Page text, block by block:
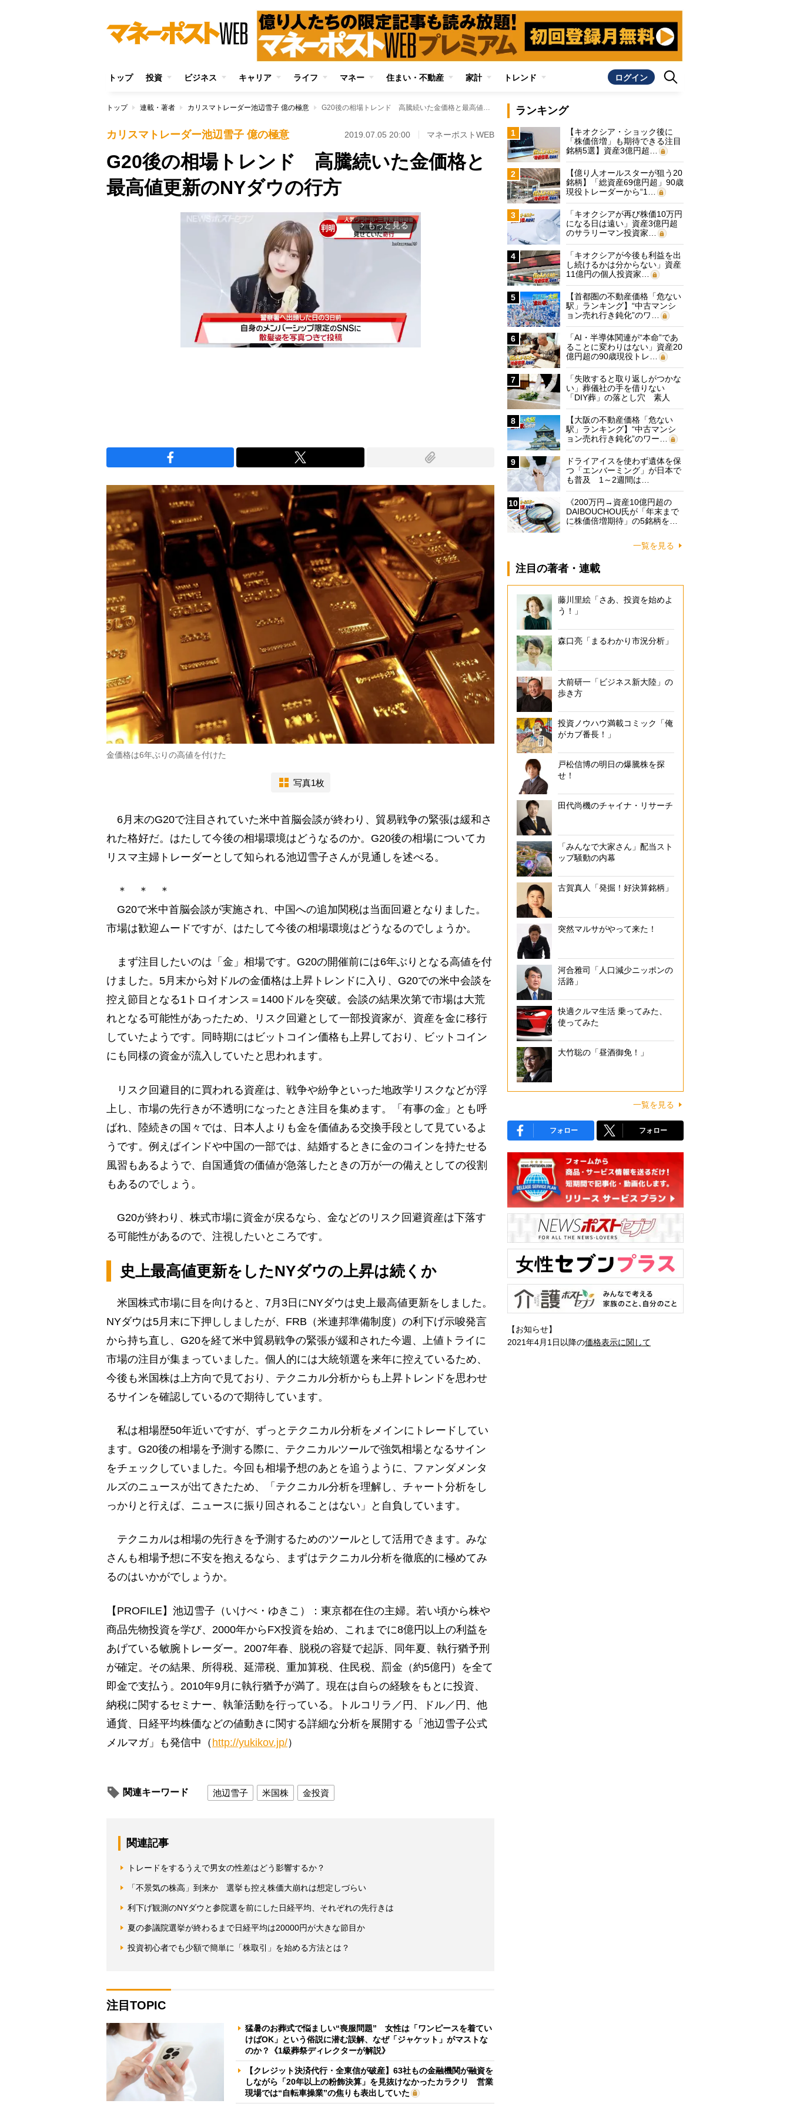
トップ 投資 ビジネス キャリア ライフ マネー 住まい・不動産 家計 トレンド ログイン
トップ 連載・著者 カリスマトレーダー池辺雪子 億の極意 G20後の相場トレンド 高騰続いた金価格と最高値更新のNYダウの行方
カリスマトレーダー池辺雪子 億の極意 2019.07.05 20:00 マネーポストWEB
G20後の相場トレンド 高騰続いた金価格と
最高値更新のNYダウの行方
arrow_forward_ios もっと見る
金価格は6年ぶりの高値を付けた
写真1枚
6月末のG20で注目されていた米中首脳会談が終わり、貿易戦争の緊張は緩和さ
れた格好だ。はたして今後の相場環境はどうなるのか。G20後の相場についてカ
リスマ主婦トレーダーとして知られる池辺雪子さんが見通しを述べる。
＊ ＊ ＊
G20で米中首脳会談が実施され、中国への追加関税は当面回避となりました。
市場は歓迎ムードですが、はたして今後の相場環境はどうなるのでしょうか。
まず注目したいのは「金」相場です。G20の開催前には6年ぶりとなる高値を付
けました。5月末から対ドルの金価格は上昇トレンドに入り、G20での米中会談を
控え節目となる1トロイオンス＝1400ドルを突破。会談の結果次第で市場は大荒
れとなる可能性があったため、リスク回避として一部投資家が、資産を金に移行
していたようです。同時期にはビットコイン価格も上昇しており、ビットコイン
にも同様の資金が流入していたと思われます。
リスク回避目的に買われる資産は、戦争や紛争といった地政学リスクなどが浮
上し、市場の先行きが不透明になったとき注目を集めます。「有事の金」とも呼
ばれ、陸続きの国々では、日本人よりも金を価値ある交換手段として見ているよ
うです。例えばインドや中国の一部では、結婚するときに金のコインを持たせる
風習もあるようで、自国通貨の価値が急落したときの万が一の備えとしての役割
もあるのでしょう。
G20が終わり、株式市場に資金が戻るなら、金などのリスク回避資産は下落す
る可能性があるので、注視したいところです。
史上最高値更新をしたNYダウの上昇は続くか
米国株式市場に目を向けると、7月3日にNYダウは史上最高値更新をしました。
NYダウは5月末に下押ししましたが、FRB（米連邦準備制度）の利下げ示唆発言
から持ち直し、G20を経て米中貿易戦争の緊張が緩和された今週、上値トライに
市場の注目が集まっていました。個人的には大統領選を来年に控えているため、
今後も米国株は上方向で見ており、テクニカル分析からも上昇トレンドを思わせ
るサインを確認しているので期待しています。
私は相場歴50年近いですが、ずっとテクニカル分析をメインにトレードしてい
ます。G20後の相場を予測する際に、テクニカルツールで強気相場となるサイン
をチェックしていました。今回も相場予想のあとを追うように、ファンダメンタ
ルズのニュースが出てきたため、「テクニカル分析を理解し、チャート分析をし
っかりと行えば、ニュースに振り回されることはない」と自負しています。
テクニカルは相場の先行きを予測するためのツールとして活用できます。みな
さんも相場予想に不安を抱えるなら、まずはテクニカル分析を徹底的に極めてみ
るのはいかがでしょうか。
【PROFILE】池辺雪子（いけべ・ゆきこ）：東京都在住の主婦。若い頃から株や
商品先物投資を学び、2000年からFX投資を始め、これまでに8億円以上の利益を
あげている敏腕トレーダー。2007年春、脱税の容疑で起訴、同年夏、執行猶予刑
が確定。その結果、所得税、延滞税、重加算税、住民税、罰金（約5億円）を全て
即金で支払う。2010年9月に執行猶予が満了。現在は自らの経験をもとに投資、
納税に関するセミナー、執筆活動を行っている。トルコリラ／円、ドル／円、他
通貨、日経平均株価などの値動きに関する詳細な分析を展開する「池辺雪子公式
メルマガ」も発信中（ http://yukikov.jp/）
関連キーワード 池辺雪子 米国株 金投資
関連記事
トレードをするうえで男女の性差はどう影響するか？
「不景気の株高」到来か 選挙も控え株価大崩れは想定しづらい
利下げ観測のNYダウと参院選を前にした日経平均、それぞれの先行きは
夏の参議院選挙が終わるまで日経平均は20000円が大きな節目か
投資初心者でも少額で簡単に「株取引」を始める方法とは？
注目TOPIC
猛暑のお葬式で悩ましい“喪服問題” 女性は「ワンピースを着てい
けばOK」という俗説に潜む誤解、なぜ「ジャケット」がマストな
のか？《1級葬祭ディレクターが解説》
【クレジット決済代行・全東信が破産】63社もの金融機関が融資を
しながら「20年以上の粉飾決算」を見抜けなかったカラクリ 営業
現場では“自転車操業”の焦りも表出していた
ランキング
1
【キオクシア・ショック後に
「株価倍増」も期待できる注目
銘柄5選】資産3億円超…
2
【億り人オールスターが狙う20
銘柄】「総資産69億円超」90歳
現役トレーダーから“1…
3
「キオクシアが再び株価10万円
になる日は遠い」資産3億円超
のサラリーマン投資家…
4
「キオクシアが今後も利益を出
し続けるかは分からない」資産
11億円の個人投資家…
5
【首都圏の不動産価格「危ない
駅」ランキング】“中古マンシ
ョン売れ行き鈍化”のワ…
6
「AI・半導体関連が“本命”であ
ることに変わりはない」資産20
億円超の90歳現役トレ…
7
「失敗すると取り返しがつかな
い」葬儀社の手を借りない
「DIY葬」の落とし穴 素人
に…
8
【大阪の不動産価格「危ない
駅」ランキング】“中古マンシ
ョン売れ行き鈍化”のワー…
9
ドライアイスを使わず遺体を保
つ「エンバーミング」が日本で
も普及 1～2週間は…
10
《200万円→資産10億円超の
DAIBOUCHOU氏が「年末まで
に株価倍増期待」の5銘柄を…
一覧を見る
注目の著者・連載
藤川里絵「さあ、投資を始めよ
う！」
森口亮「まるわかり市況分析」
大前研一「ビジネス新大陸」の
歩き方
投資ノウハウ満載コミック「俺
がカブ番長！」
戸松信博の明日の爆騰株を探
せ！
田代尚機のチャイナ・リサーチ
「みんなで大家さん」配当スト
ップ騒動の内幕
古賀真人「発掘！好決算銘柄」
突然マルサがやって来た！
河合雅司「人口減少ニッポンの
活路」
快適クルマ生活 乗ってみた、
使ってみた
大竹聡の「昼酒御免！」
一覧を見る
フォロー フォロー
【お知らせ】
2021年4月1日以降の価格表示に関して